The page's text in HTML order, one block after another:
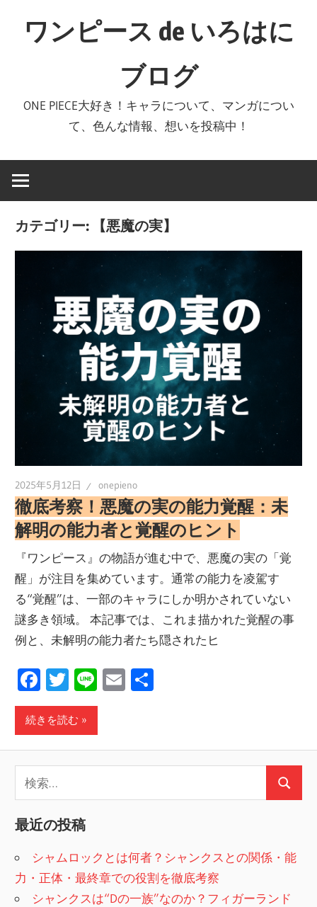
ワンピース de いろはに
ブログ
ONE PIECE大好き！キャラについて、マンガについ
て、色んな情報、想いを投稿中！
カテゴリー: 【悪魔の実】
2025年5月12日 onepieno
徹底考察！悪魔の実の能力覚醒：未
解明の能力者と覚醒のヒント
『ワンピース』の物語が進む中で、悪魔の実の「覚
醒」が注目を集めています。通常の能力を凌駕す
る“覚醒”は、一部のキャラにしか明かされていない
謎多き領域。 本記事では、これま描かれた覚醒の事
例と、未解明の能力者たち隠されたヒ
Facebook
Twitter
LineEmail
続きを読む
索:
検
最近の投稿
シャムロックとは何者？シャンクスとの関係・能
力・正体・最終章での役割を徹底考察
シャンクスは“Dの一族”なのか？フィガーランド